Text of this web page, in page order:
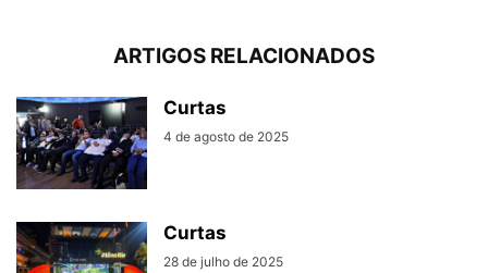
ARTIGOS RELACIONADOS
Curtas
4 de agosto de 2025
Curtas
28 de julho de 2025